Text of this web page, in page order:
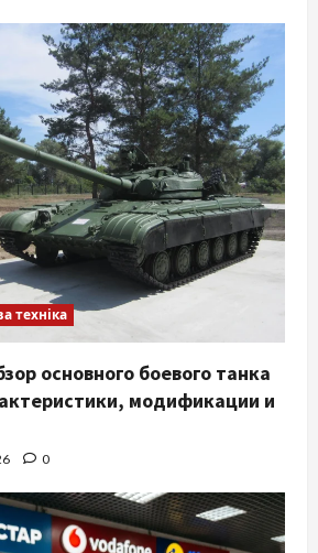
техніка
основного боевого танка
модификации и
0